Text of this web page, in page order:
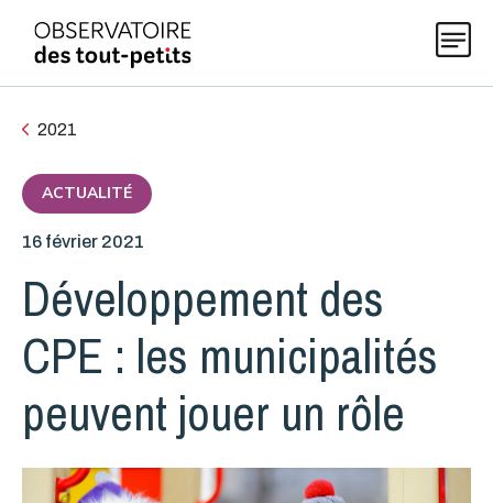
Thématiques
Explorer les données 0-5
Publications
Actualités
À propos
2021
ACTUALITÉ
16 février 2021
Développement des
CPE : les municipalités
peuvent jouer un rôle